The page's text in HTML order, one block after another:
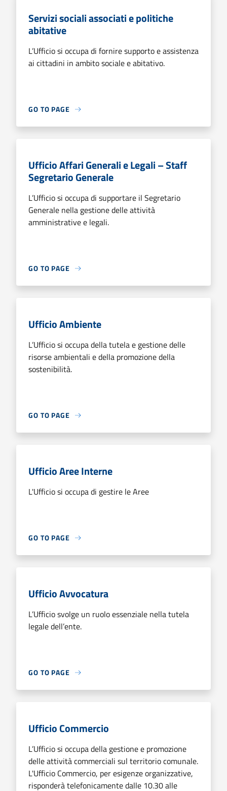
Servizi sociali associati e politiche
abitative
L’Ufficio si occupa di fornire supporto e assistenza
ai cittadini in ambito sociale e abitativo.
GO TO PAGE
Ufficio Affari Generali e Legali – Staff
Segretario Generale
L’Ufficio si occupa di supportare il Segretario
Generale nella gestione delle attività
amministrative e legali.
GO TO PAGE
Ufficio Ambiente
L’Ufficio si occupa della tutela e gestione delle
risorse ambientali e della promozione della
sostenibilità.
GO TO PAGE
Ufficio Aree Interne
L'Ufficio si occupa di gestire le Aree
GO TO PAGE
Ufficio Avvocatura
L’Ufficio svolge un ruolo essenziale nella tutela
legale dell’ente.
GO TO PAGE
Ufficio Commercio
L’Ufficio si occupa della gestione e promozione
delle attività commerciali sul territorio comunale.
L'Ufficio Commercio, per esigenze organizzative,
risponderà telefonicamente dalle 10.30 alle